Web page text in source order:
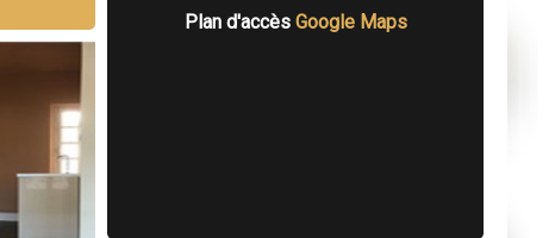
Plan d'accès Google Maps